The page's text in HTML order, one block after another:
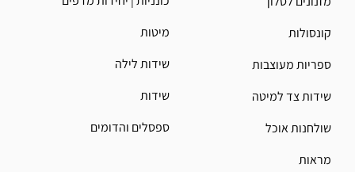
קונסולות
ספריות מעוצבות
שידות צד למיטה
שולחנות אוכל
מראות
מיטות
שידות לילה
שידות
ספסלים והדומים